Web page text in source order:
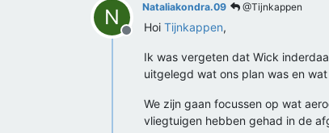
N
Offline
Nataliakondra.09 @Tijnkappen
Hoi Tijnkappen,
Ik was vergeten dat Wick
uitgelegd wat ons plan was en
We zijn gaan focussen op wat
vliegtuigen hebben gehad in de